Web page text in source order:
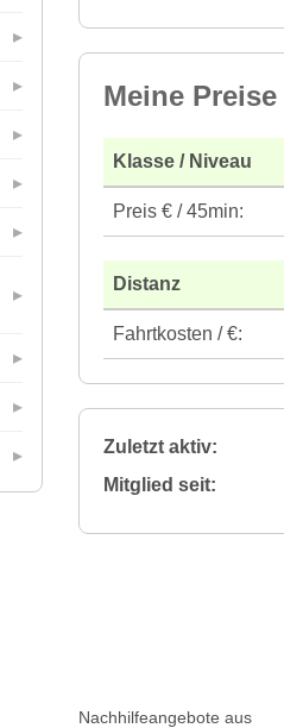
Meine Preise
Klasse / Niveau
Preis € / 45min:
Distanz
Fahrtkosten / €:
Zuletzt aktiv:
Mitglied seit:
Nachhilfeangebote aus